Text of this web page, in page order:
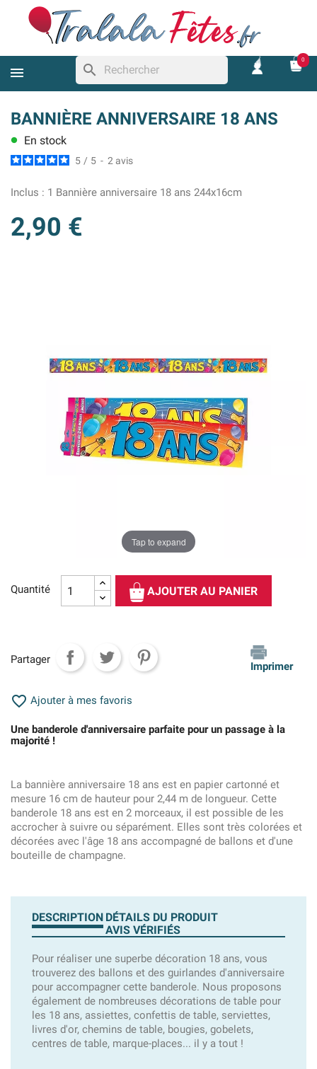
search
0
BANNIÈRE ANNIVERSAIRE 18 ANS
lens En stock
5 / 5 - 2 avis
Inclus : 1 Bannière anniversaire 18 ans 244x16cm
2,90 €
Tap to expand
Quantité AJOUTER AU PANIER
Partager
Imprimer
 Ajouter à mes favoris
Une banderole d'anniversaire parfaite pour un passage à la
majorité !
La bannière anniversaire 18 ans est en papier cartonné et
mesure 16 cm de hauteur pour 2,44 m de longueur. Cette
banderole 18 ans est en 2 morceaux, il est possible de les
accrocher à suivre ou séparément. Elles sont très colorées et
décorées avec l'âge 18 ans accompagné de ballons et d'une
bouteille de champagne.
DESCRIPTION DÉTAILS DU PRODUIT
AVIS VÉRIFIÉS
Pour réaliser une superbe décoration 18 ans, vous
trouverez des ballons et des guirlandes d'anniversaire
pour accompagner cette banderole. Nous proposons
également de nombreuses décorations de table pour
les 18 ans, assiettes, confettis de table, serviettes,
livres d'or, chemins de table, bougies, gobelets,
centres de table, marque-places... il y a tout !